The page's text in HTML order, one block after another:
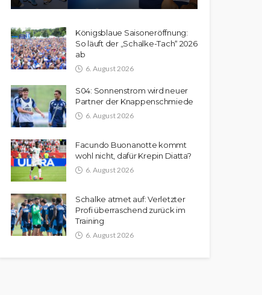
Königsblaue Saisoneröffnung:
So läuft der „Schalke-Tach“ 2026
ab
6. August 2026
S04: Sonnenstrom wird neuer
Partner der Knappenschmiede
6. August 2026
Facundo Buonanotte kommt
wohl nicht, dafür Krepin Diatta?
6. August 2026
Schalke atmet auf: Verletzter
Profi überraschend zurück im
Training
6. August 2026